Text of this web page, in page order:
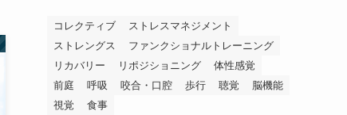
コレクティブ
ストレスマネジメント
ストレングス
ファンクショナルトレーニング
リカバリー
リポジショニング
体性感覚
前庭
呼吸 咬合・口腔 歩行 聴覚
脳機能
視覚
食事